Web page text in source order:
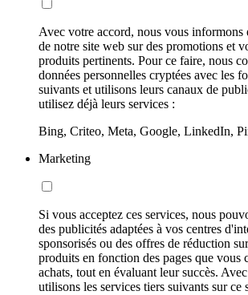
Avec votre accord, nous vous informons
de notre site web sur des promotions et
produits pertinents. Pour ce faire, nous
données personnelles cryptées avec les
suivants et utilisons leurs canaux de
utilisez déjà leurs services :
Bing, Criteo, Meta, Google, LinkedIn,
Marketing
Si vous acceptez ces services, nous
des publicités adaptées à vos centres
sponsorisés ou des offres de réduction
produits en fonction des pages que vous
achats, tout en évaluant leur succès.
utilisons les services tiers suivants sur ce